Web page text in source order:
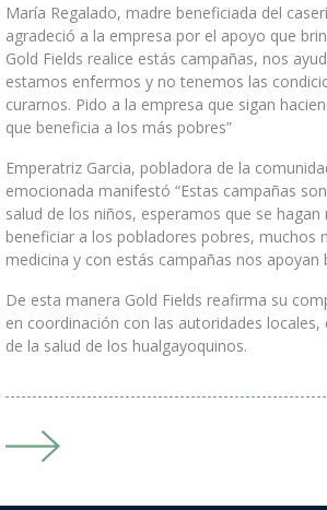
Intranet Gold Fields
María Regalado, madre beneficiada del
agradeció a la empresa por el apoyo que
Gold Fields realice estás campañas, nos
estamos enfermos y no tenemos las
curarnos. Pido a la empresa que sigan
que beneficia a los más pobres”
Emperatriz Garcia, pobladora de la
emocionada manifestó “Estas campañas
salud de los niños, esperamos que se
beneficiar a los pobladores pobres, muchos
medicina y con estás campañas nos apoyan
De esta manera Gold Fields reafirma su
en coordinación con las autoridades locales,
de la salud de los hualgayoquinos.